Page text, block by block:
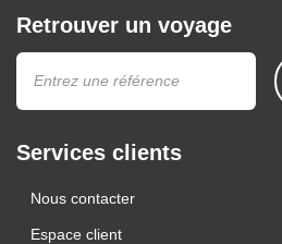
Retrouver un voyage
Services clients
Nous contacter
Espace client